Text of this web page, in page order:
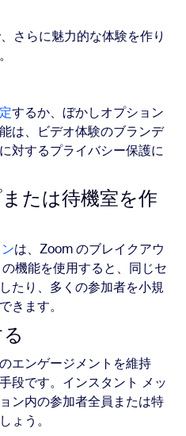
さらに魅力的な体験を作り
するか、ぼかしオプション
は、ビデオ体験のブランデ
対するプライバシー保護に
たは待機室を作
は、Zoom のブレイクアウ
機能を使用すると、同じセ
たり、多くの参加者を小規
きます。
エンゲージメントを維持
段です。インスタント メッ
ン内の参加者全員または特
ょう。